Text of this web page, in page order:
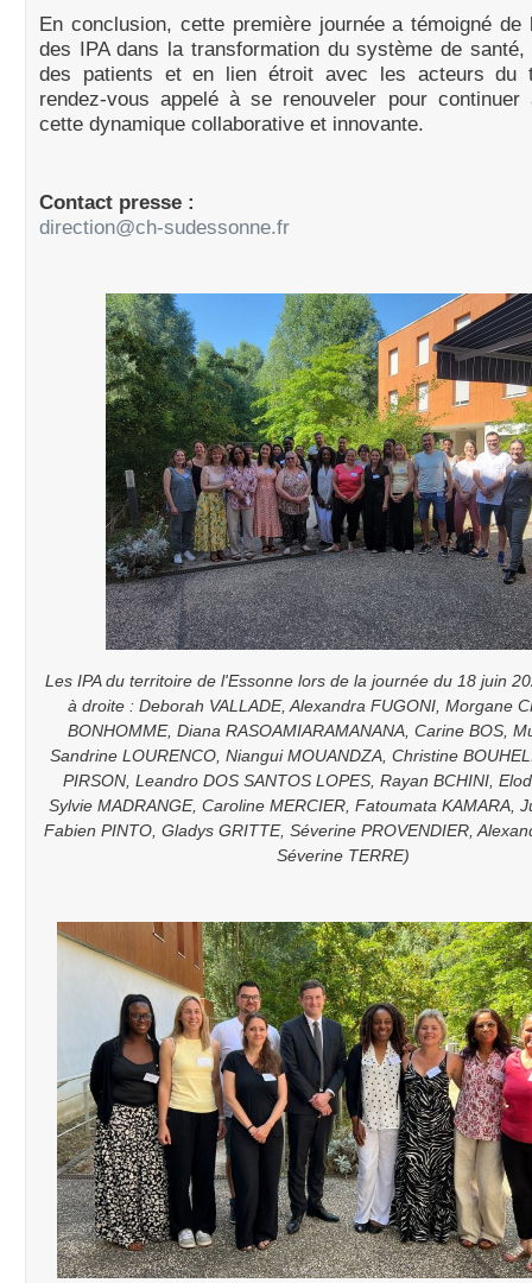
En conclusion, cette première journée a témoigné de
des IPA dans la transformation du système de
des patients et en lien étroit avec les acteurs du
rendez-vous appelé à se renouveler pour
cette dynamique collaborative et innovante.
Contact presse :
direction@ch-sudessonne.fr
Les IPA du territoire de l'Essonne lors de la journée du 18 juin
à droite : Deborah VALLADE, Alexandra FUGONI, Morgane
BONHOMME, Diana RASOAMIARAMANANA, Carine BOS,
Sandrine LOURENCO, Niangui MOUANDZA, Christine
PIRSON, Leandro DOS SANTOS LOPES, Rayan BCHINI,
Sylvie MADRANGE, Caroline MERCIER, Fatoumata KAMARA,
Fabien PINTO, Gladys GRITTE, Séverine PROVENDIER,
Séverine TERRE)